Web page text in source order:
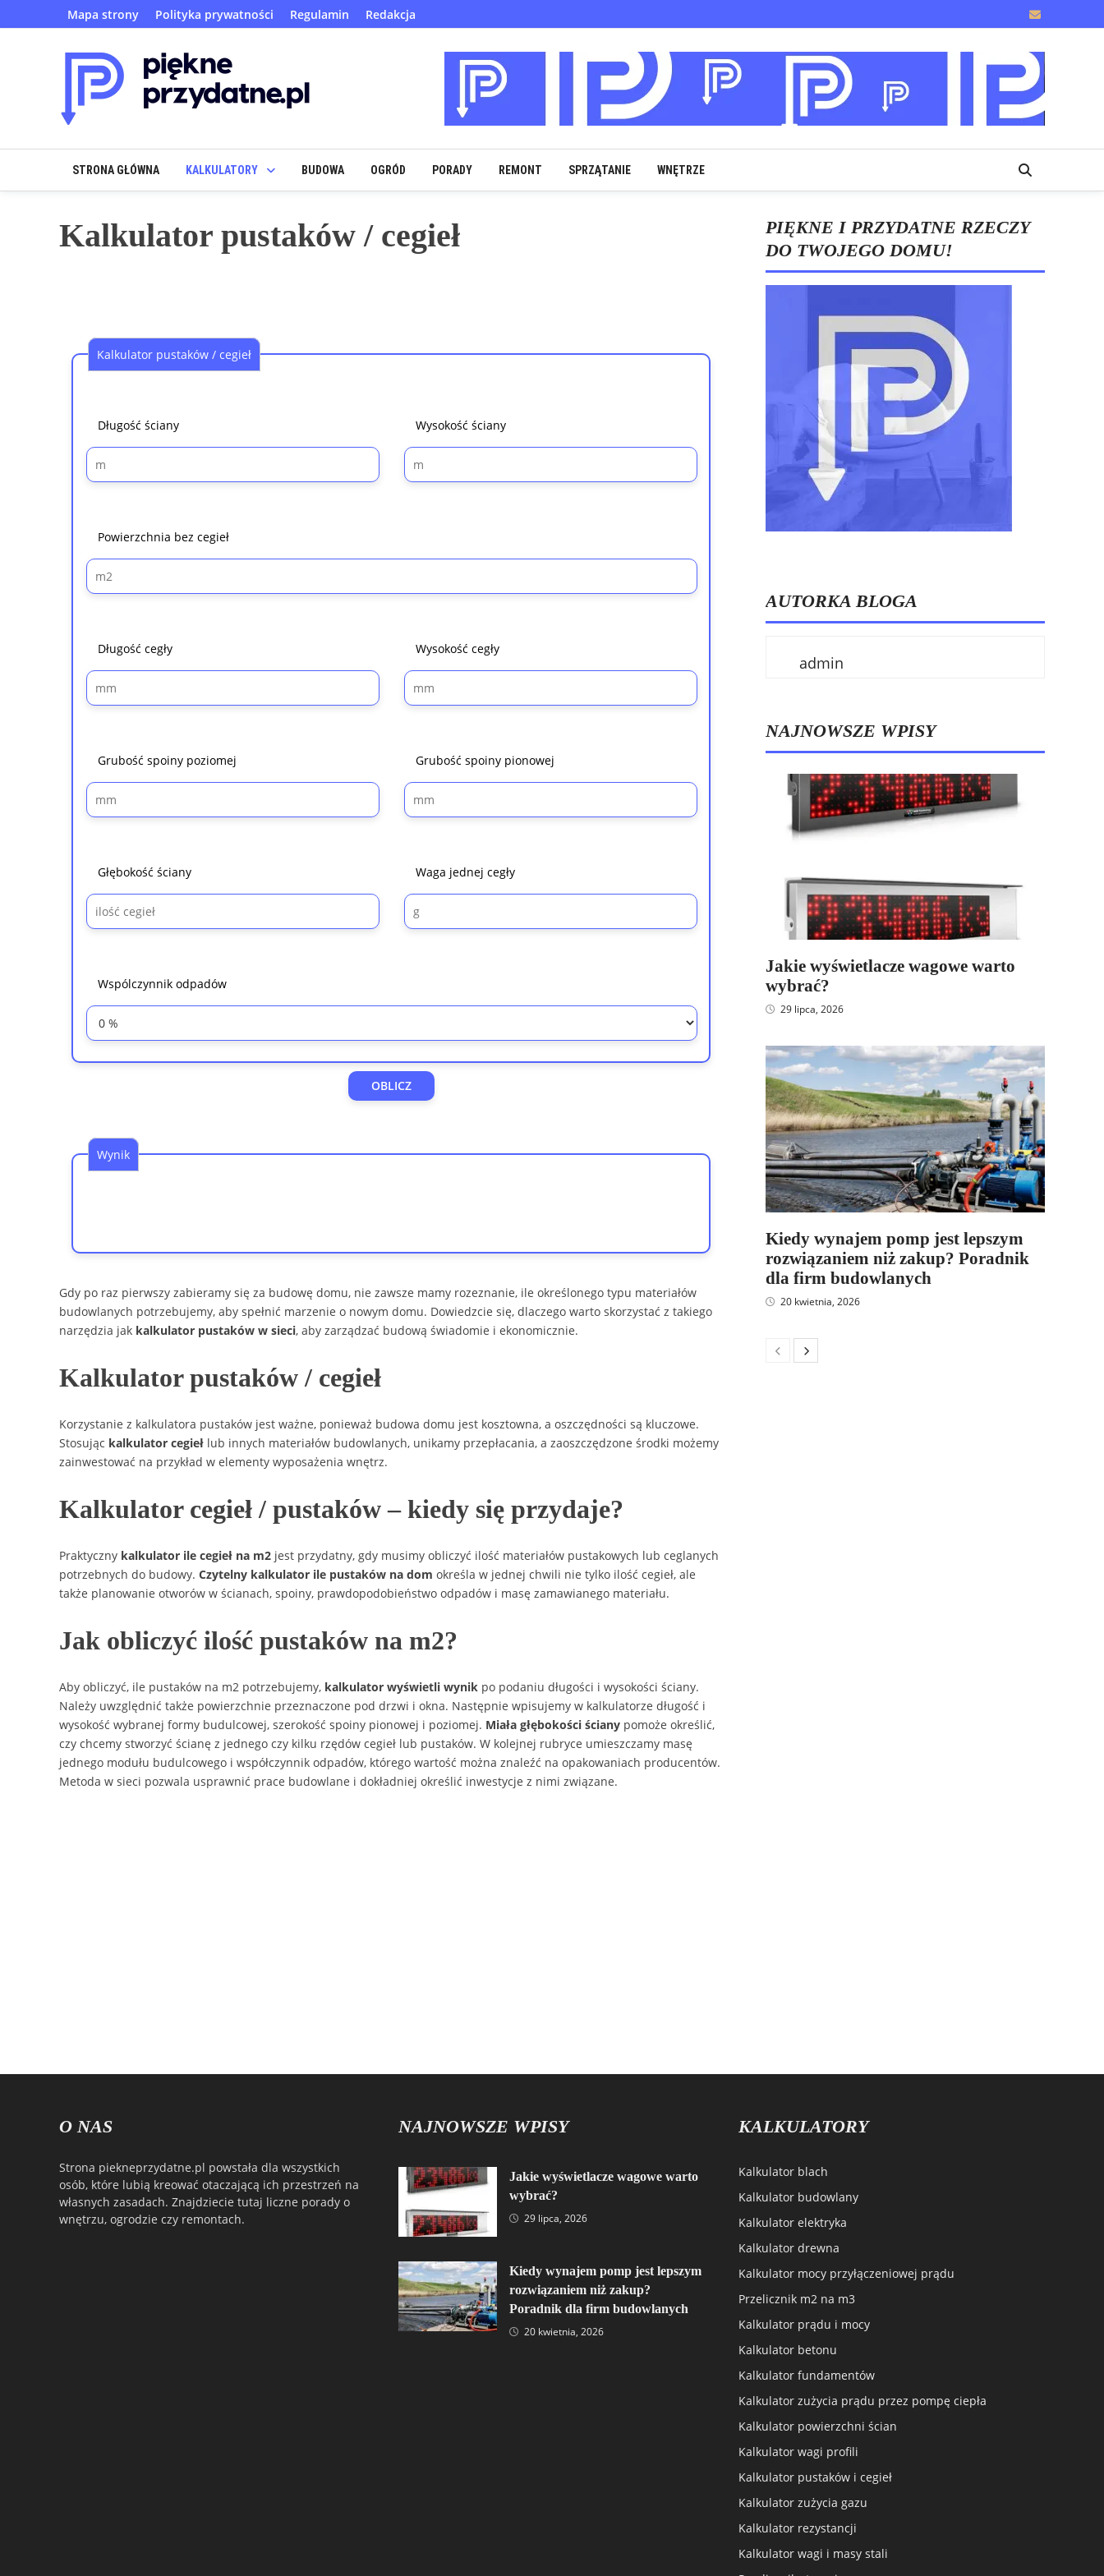
to
Mapa strony Polityka prywatności Regulamin Redakcja
STRONA GŁÓWNA KALKULATORY BUDOWA OGRÓD PORADY REMONT SPRZĄTANIE WNĘTRZE
Kalkulator pustaków / cegieł
Kalkulator pustaków / cegieł
Długość ściany Wysokość ściany
Powierzchnia bez cegieł
Długość cegły Wysokość cegły
Grubość spoiny poziomej Grubość spoiny pionowej
Głębokość ściany Waga jednej cegły
Wspólczynnik odpadów
Wynik
Gdy po raz pierwszy zabieramy się za budowę domu, nie zawsze mamy rozeznanie, ile określonego typu materiałów
budowlanych potrzebujemy, aby spełnić marzenie o nowym domu. Dowiedzcie się, dlaczego warto skorzystać z takiego
narzędzia jak kalkulator pustaków w sieci, aby zarządzać budową świadomie i ekonomicznie.
Kalkulator pustaków / cegieł
Korzystanie z kalkulatora pustaków jest ważne, ponieważ budowa domu jest kosztowna, a oszczędności są kluczowe.
Stosując kalkulator cegieł lub innych materiałów budowlanych, unikamy przepłacania, a zaoszczędzone środki możemy
zainwestować na przykład w elementy wyposażenia wnętrz.
Kalkulator cegieł / pustaków – kiedy się przydaje?
Praktyczny kalkulator ile cegieł na m2 jest przydatny, gdy musimy obliczyć ilość materiałów pustakowych lub ceglanych
potrzebnych do budowy. Czytelny kalkulator ile pustaków na dom określa w jednej chwili nie tylko ilość cegieł, ale
także planowanie otworów w ścianach, spoiny, prawdopodobieństwo odpadów i masę zamawianego materiału.
Jak obliczyć ilość pustaków na m2?
Aby obliczyć, ile pustaków na m2 potrzebujemy, kalkulator wyświetli wynik po podaniu długości i wysokości ściany.
Należy uwzględnić także powierzchnie przeznaczone pod drzwi i okna. Następnie wpisujemy w kalkulatorze długość i
wysokość wybranej formy budulcowej, szerokość spoiny pionowej i poziomej. Miała głębokości ściany pomoże określić,
czy chcemy stworzyć ścianę z jednego czy kilku rzędów cegieł lub pustaków. W kolejnej rubryce umieszczamy masę
jednego modułu budulcowego i współczynnik odpadów, którego wartość można znaleźć na opakowaniach producentów.
Metoda w sieci pozwala usprawnić prace budowlane i dokładniej określić inwestycje z nimi związane.
PIĘKNE I PRZYDATNE RZECZY
DO TWOJEGO DOMU!
AUTORKA BLOGA
admin
NAJNOWSZE WPISY
Jakie wyświetlacze wagowe warto
wybrać?
29 lipca, 2026
Kiedy wynajem pomp jest lepszym
rozwiązaniem niż zakup? Poradnik
dla firm budowlanych
20 kwietnia, 2026
O NAS
Strona piekneprzydatne.pl powstała dla wszystkich
osób, które lubią kreować otaczającą ich przestrzeń na
własnych zasadach. Znajdziecie tutaj liczne porady o
wnętrzu, ogrodzie czy remontach.
NAJNOWSZE WPISY
Jakie wyświetlacze wagowe warto
wybrać?
29 lipca, 2026
Kiedy wynajem pomp jest lepszym
rozwiązaniem niż zakup?
Poradnik dla firm budowlanych
20 kwietnia, 2026
KALKULATORY
Kalkulator blach
Kalkulator budowlany
Kalkulator elektryka
Kalkulator drewna
Kalkulator mocy przyłączeniowej prądu
Przelicznik m2 na m3
Kalkulator prądu i mocy
Kalkulator betonu
Kalkulator fundamentów
Kalkulator zużycia prądu przez pompę ciepła
Kalkulator powierzchni ścian
Kalkulator wagi profili
Kalkulator pustaków i cegieł
Kalkulator zużycia gazu
Kalkulator rezystancji
Kalkulator wagi i masy stali